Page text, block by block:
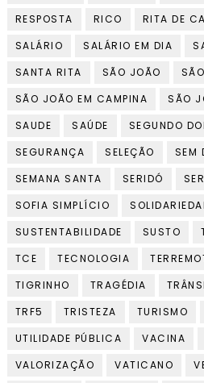
RESPOSTA
RICO RITA DE
SALÁRIO
SALÁRIO EM DIA
SANTA RITA
SÃO JOÃO
SÃO JOÃO EM CAMPINA
SÃO
SAUDE
SAÚDE
SEGUNDO
SEGURANÇA
SELEÇÃO
SEM
SEMANA SANTA
SERIDÓ
SOFIA SIMPLÍCIO
SUSTENTABILIDADE
SUSTO
TCE
TECNOLOGIA
TIGRINHO
TRAGÉDIA
TRF5
TRISTEZA TURISMO
UTILIDADE PÚBLICA
VACINA
VALORIZAÇÃO
VATICANO